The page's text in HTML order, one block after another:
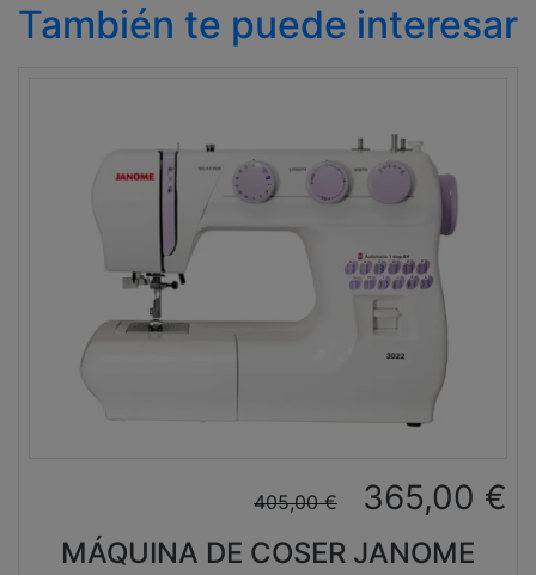
También te puede interesar
405,00 € 365,00 €
MÁQUINA DE COSER JANOME